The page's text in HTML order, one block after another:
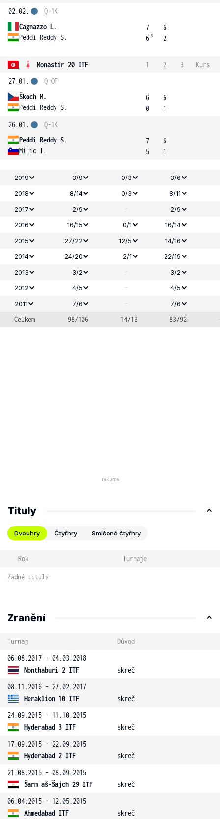
02.02.
Cagnazzo L.
Peddi Reddy S.
Q-1K
7
64
6
2
Monastir 20 ITF 1 2 3
Kurs
27.01.
Škoch M.
Peddi Reddy S.
Q-OF
6
0
6
1
26.01.
Peddi Reddy S.
Milic T.
Q-1K
7
5
6
1
2019 3/9 0/3
3/6
2018
8/14 0/3
8/11
2017
2/9 -
2/9
2016
16/15 0/1
16/14
2015
27/22 12/5
14/16
2014
24/20 2/1
22/19
2013
3/2 -
3/2
2012
4/5 -
4/5
2011
7/6 - 7/6
Celkem 98/106 14/13 83/92
Tituly
Dvouhry Čtyřhry Smíšené čtyřhry
Rok Turnaje
Žádné tituly
Zranění
Turnaj
Důvod
06.08.2017 - 04.03.2018
Nonthaburi 2 ITF
skreč
08.11.2016 - 27.02.2017
Heraklion 10 ITF
skreč
24.09.2015 - 11.10.2015
Hyderabad 3 ITF
skreč
17.09.2015 - 22.09.2015
Hyderabad 2 ITF
skreč
21.08.2015 - 08.09.2015
Šarm aš-Šajch 29 ITF
skreč
06.04.2015 - 12.05.2015
Ahmedabad ITF
skreč